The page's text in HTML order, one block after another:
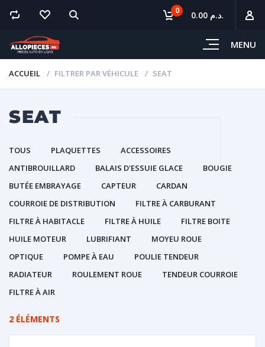
MENU
0 0.00 د.م.
ACCUEIL FILTRER PAR VÉHICULE SEAT
SEAT
TOUS PLAQUETTES
ACCESSOIRES
ANTIBROUILLARD
BALAIS D'ESSUIE GLACE
BOUGIE
BUTÉE EMBRAYAGE
CAPTEUR
CARDAN
COURROIE DE DISTRIBUTION
FILTRE À CARBURANT
FILTRE À HABITACLE
FILTRE À HUILE
FILTRE BOITE
HUILE MOTEUR
LUBRIFIANT
MOYEU ROUE
OPTIQUE
POMPE À EAU
POULIE TENDEUR
RADIATEUR
ROULEMENT ROUE
TENDEUR COURROIE
FILTRE À AIR
2 ÉLÉMENTS